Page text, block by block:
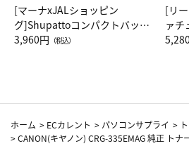
[マーナxJALショッピン
グ]Shupattoコンパクトバッグ
Drop JAL客室乗務員（LC）ス
3,960円 （税込）
[リ
ァチ
ト（
ホーム > ECカレント > パソコンサプライ >
>CANON(キヤノン) CRG-335EMAG 純正 ト